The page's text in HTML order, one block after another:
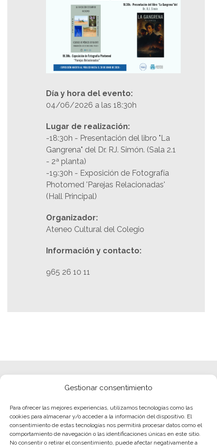
Gestionar consentimiento
Para ofrecer las mejores experiencias, utilizamos tecnologías como las
cookies para almacenar y/o acceder a la información del dispositivo. El
consentimiento de estas tecnologías nos permitirá procesar datos como el
comportamiento de navegación o las identificaciones únicas en este sitio.
No consentir o retirar el consentimiento, puede afectar negativamente a
Día y hora del evento:
04/06/2026 a las 18:30h
Lugar de realización:
-18:30h - Presentación del libro "La
Gangrena" del Dr. RJ. Simón. (Sala 2.1
- 2ª planta)
-19:30h - Exposición de Fotografía
Photomed 'Parejas Relacionadas'
(Hall Principal)
Organizador:
Ateneo Cultural del Colegio
Información y contacto:
965 26 10 11